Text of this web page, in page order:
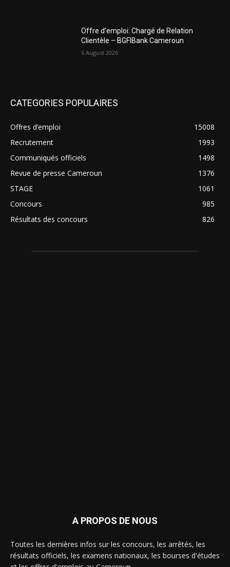
Offre d’emploi: Chargé de Relation
Clientèle – BGFIBank Cameroun
6 August 2026
CATEGORIES POPULAIRES
Offres d’emploi
15008
Recrutement
1993
Communiqués officiels
1498
Revue de presse Cameroun
1376
STAGE
1061
Concours
985
Résultats des concours
826
A PROPOS DE NOUS
Toutes les dernières infos sur les concours, les arrêtés, les
résultats officiels, les examens nationaux, les bourses d'études